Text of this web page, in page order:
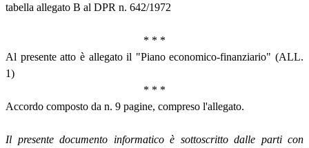
tabella allegato B al DPR n. 642/1972
* * *
Al presente atto è allegato il "Piano economico-finanziario" (ALL.
1)
* * *
Accordo composto da n. 9 pagine, compreso l'allegato.
Il presente documento informatico è sottoscritto dalle parti con